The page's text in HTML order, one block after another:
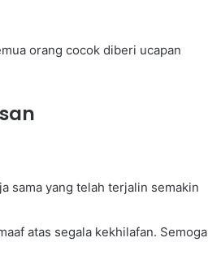
orang cocok diberi ucapan
sama yang telah terjalin semakin
atas segala kekhilafan. Semoga